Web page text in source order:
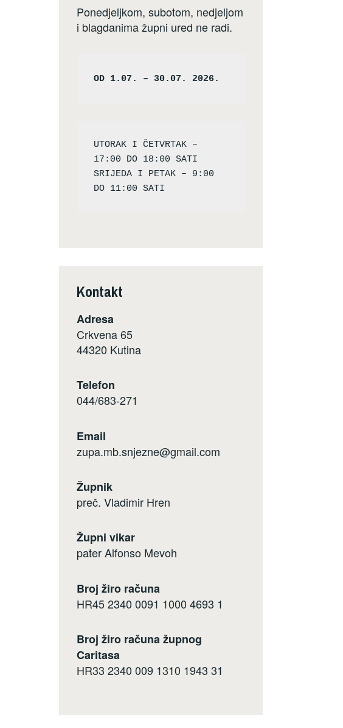
Ponedjeljkom, subotom, nedjeljom
i blagdanima župni ured ne radi.
OD 1.07. – 30.07. 2026.
UTORAK I ČETVRTAK –
17:00 DO 18:00 SATI
SRIJEDA I PETAK – 9:00
Kontakt
Adresa
Crkvena 65
44320 Kutina
Telefon
044/683-271
Email
zupa.mb.snjezne@gmail.com
Župnik
preč. Vladimir Hren
Župni vikar
pater Alfonso Mevoh
Broj žiro računa
HR45 2340 0091 1000 4693 1
Broj žiro računa župnog
Caritasa
HR33 2340 009 1310 1943 31